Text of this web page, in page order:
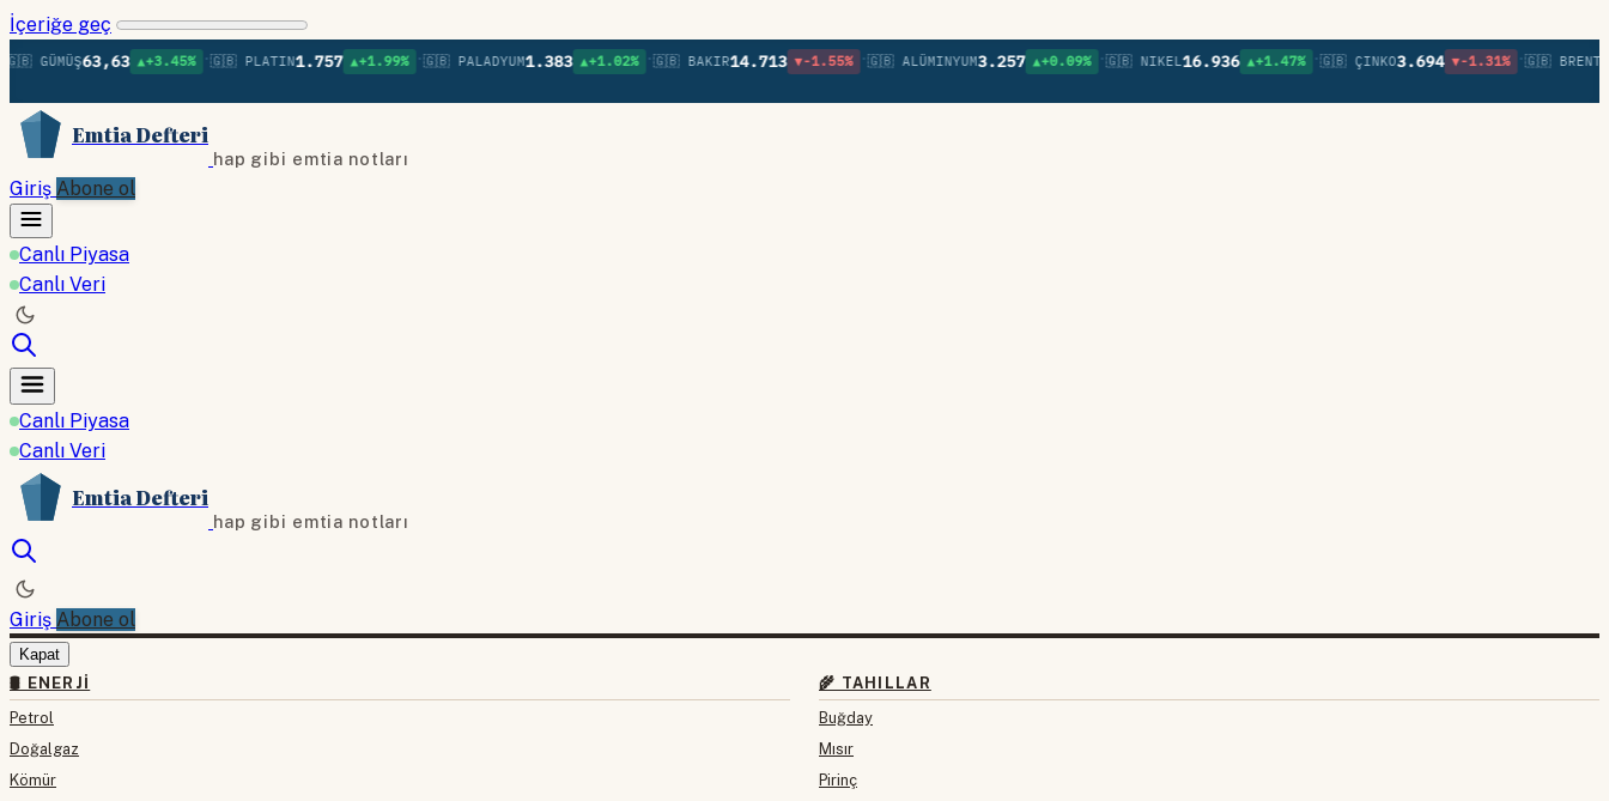
İçeriğe geç
63,63 ▲+3.45% •🇬🇧 PLATIN1.757 ▲+1.99% •🇬🇧 PALADYUM1.383 ▲+1.02% •🇬🇧 BAKIR14.713 ▼-1.55% •🇬🇧 ALÜMINYUM3.257 ▲+0.09% •🇬🇧 NIKEL16.936 ▲+1.47% •🇬🇧 ÇINKO3.694 ▼-1.31% •🇬🇧 BRENT
Emtia Defteri
hap gibi emtia notları
Giriş Abone ol
Canlı Piyasa
Canlı Veri
Canlı Piyasa
Canlı Veri
Emtia Defteri
hap gibi emtia notları
Giriş Abone ol
Kapat
🛢 ENERJI
Petrol
Doğalgaz
Kömür
🌾 TAHILLAR
Buğday
Mısır
Pirinç